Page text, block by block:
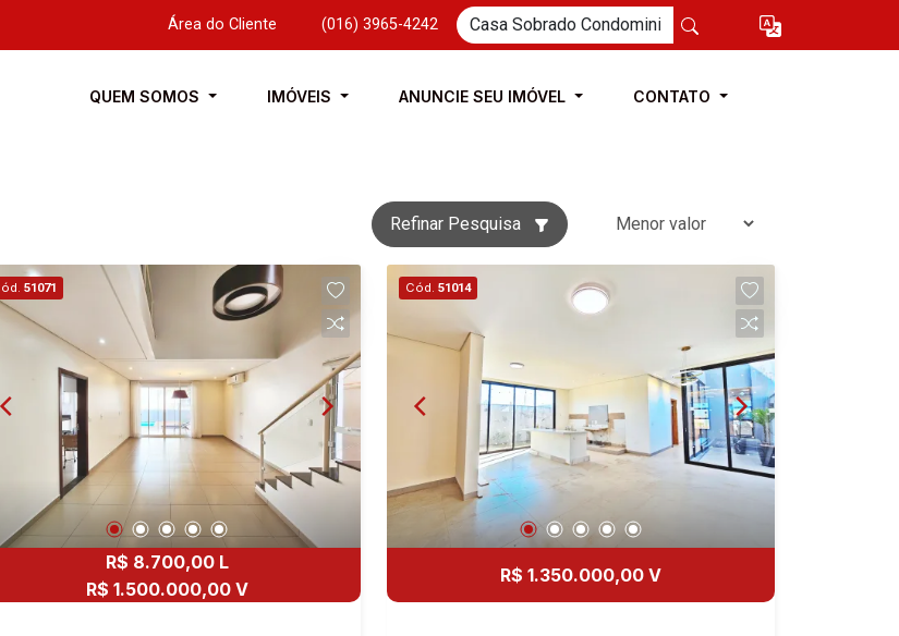
Área do Cliente (016) 3965-4242
QUEM SOMOS IMÓVEIS ANUNCIE SEU IMÓVEL CONTATO
Refinar Pesquisa
51071
R$ 8.700,00 L
R$ 1.500.000,00 V
Cód. 51014
R$ 1.350.000,00 V